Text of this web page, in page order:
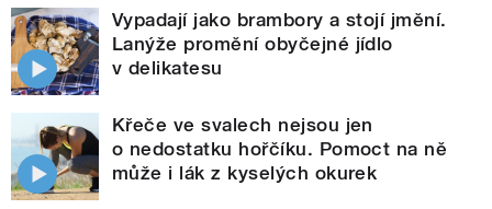
Vypadají jako brambory a stojí jmění.
Lanýže promění obyčejné jídlo
v delikatesu
Křeče ve svalech nejsou jen
o nedostatku hořčíku. Pomoct na ně
může i lák z kyselých okurek